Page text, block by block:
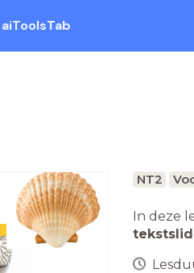
aiToolsTab
NT2
In deze